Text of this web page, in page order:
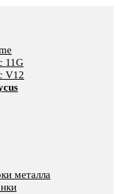
11G
V12
металла